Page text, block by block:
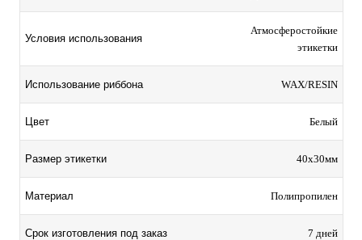
Условия использования
Атмосферостойкие
этикетки
Использование риббона WAX/RESIN
Цвет Белый
Размер этикетки 40х30мм
Материал Полипропилен
Срок изготовления под заказ 7 дней